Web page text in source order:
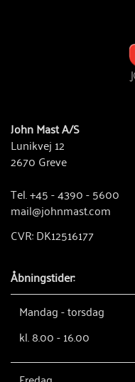
John Mast A/S
Lunikvej 12
2670 Greve
Tel. +45 - 4390 - 5600
mail@johnmast.com
CVR: DK12516177
Åbningstider:
Mandag - torsdag
kl. 8.00 - 16.00